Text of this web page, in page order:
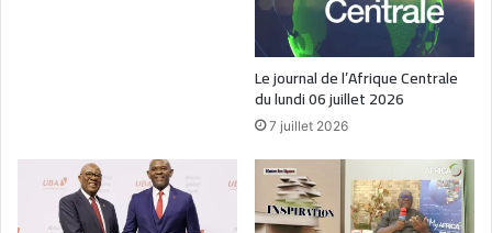
Le journal de l’Afrique Centrale
du lundi 06 juillet 2026
7 juillet 2026